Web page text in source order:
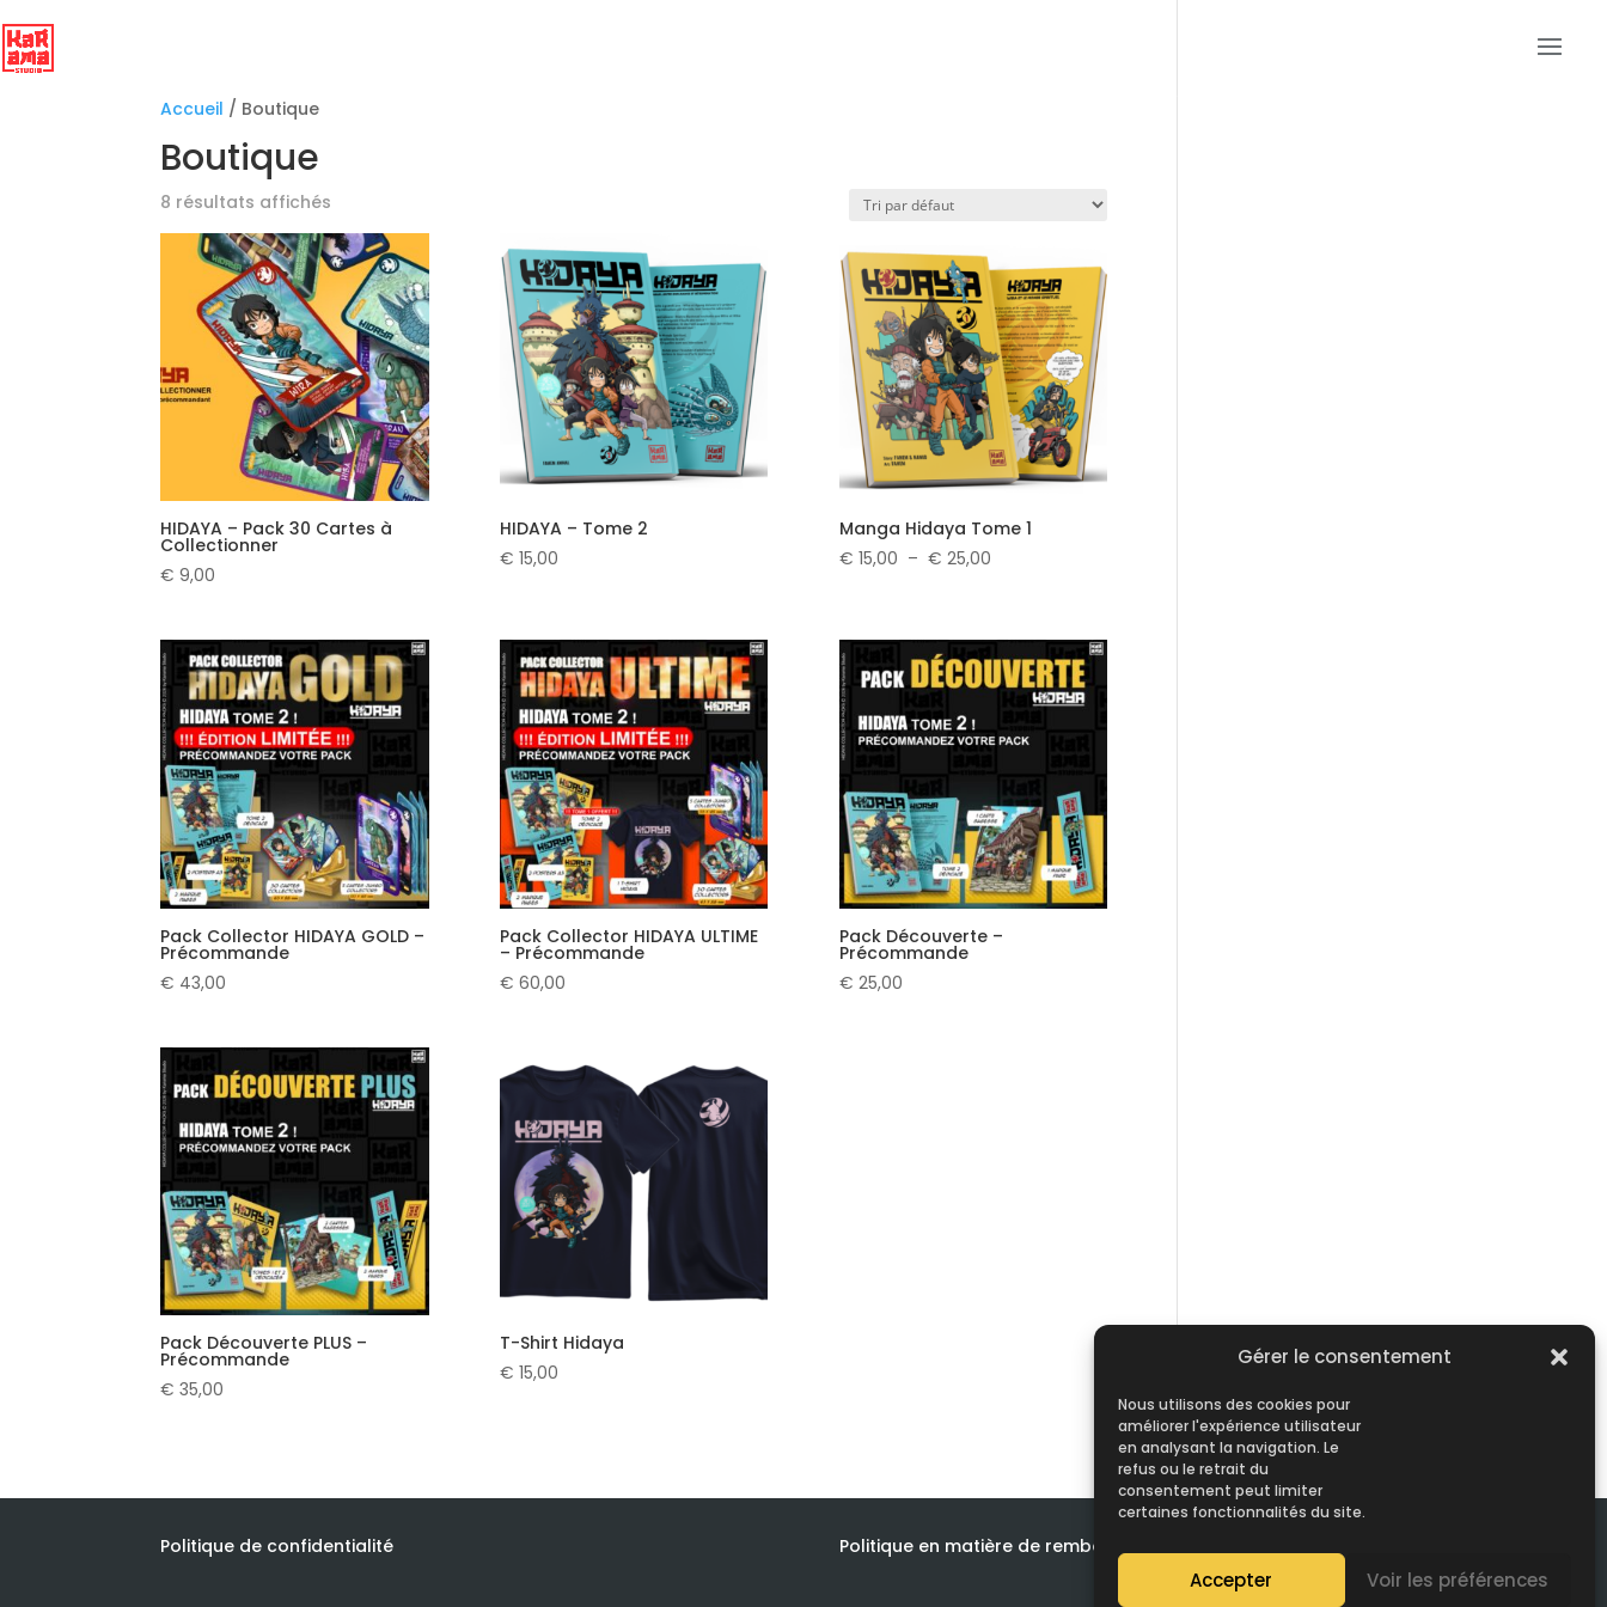
Gérer le consentement
Nous utilisons des cookies pour
améliorer l'expérience utilisateur
en analysant la navigation. Le
refus ou le retrait du
consentement peut limiter
certaines fonctionnalités du site.
Accepter Voir les préférences
Accueil / Boutique
Boutique
8 résultats affichés
HIDAYA – Pack 30 Cartes à
Collectionner
€ 9,00
HIDAYA – Tome 2
€ 15,00
Manga Hidaya Tome 1
€ 15,00 – € 25,00Plage
€ 15,00
à
€ 25,00
Pack Collector HIDAYA GOLD –
Précommande
€ 43,00
Pack Collector HIDAYA ULTIME
– Précommande
€ 60,00
Pack Découverte –
Précommande
€ 25,00
Pack Découverte PLUS –
Précommande
€ 35,00
T-Shirt Hidaya
€ 15,00
Politique de confidentialité Politique en matière de remboursements et de retours